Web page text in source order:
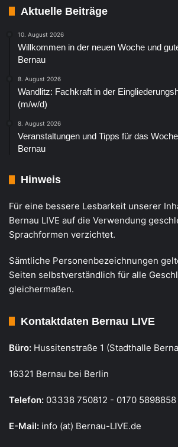
Aktuelle Beiträge
10. August 2026
Willkommen in der neuen Woche und
Bernau
8. August 2026
Wandlitz: Fachkraft in der
(m/w/d)
8. August 2026
Veranstaltungen und Tipps für das
Bernau
Hinweis
Für eine bessere Lesbarkeit unserer
Bernau LIVE auf die Verwendung
Sprachformen verzichtet.
Sämtliche Personenbezeichnungen
Seiten selbstverständlich für alle
gleichermaßen.
Kontaktdaten Bernau LIVE
Büro: Hussitenstraße 1 (Stadthalle
16321 Bernau bei Berlin
Telefon: 03338 750812 - 0170 5898858
E-Mail: info (at) Bernau-LIVE.de